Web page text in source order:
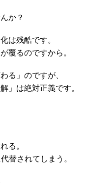
か？
は残酷です。
覆るのですから。
る」のですが、
」は絶対正義です。
る。
替されてしまう。